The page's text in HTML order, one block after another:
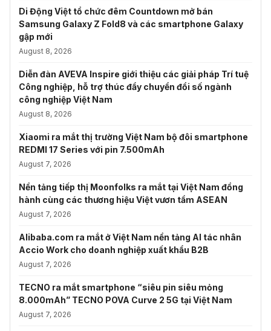
Di Động Việt tổ chức đêm Countdown mở bán
Samsung Galaxy Z Fold8 và các smartphone Galaxy
gập mới
August 8, 2026
Diễn đàn AVEVA Inspire giới thiệu các giải pháp Trí tuệ
Công nghiệp, hỗ trợ thúc đẩy chuyển đổi số ngành
công nghiệp Việt Nam
August 8, 2026
Xiaomi ra mắt thị trường Việt Nam bộ đôi smartphone
REDMI 17 Series với pin 7.500mAh
August 7, 2026
Nền tảng tiếp thị Moonfolks ra mắt tại Việt Nam đồng
hành cùng các thương hiệu Việt vươn tầm ASEAN
August 7, 2026
Alibaba.com ra mắt ở Việt Nam nền tảng AI tác nhân
Accio Work cho doanh nghiệp xuất khẩu B2B
August 7, 2026
TECNO ra mắt smartphone “siêu pin siêu mỏng
8.000mAh” TECNO POVA Curve 2 5G tại Việt Nam
August 7, 2026